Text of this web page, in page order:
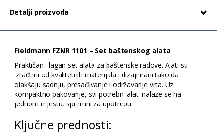
Detalji proizvoda
Fieldmann FZNR 1101 – Set baštenskog alata
Praktičan i lagan set alata za baštenske radove. Alati su
izrađeni od kvalitetnih materijala i dizajnirani tako da
olakšaju sadnju, presađivanje i održavanje vrta. Uz
kompaktno pakovanje, svi potrebni alati nalaze se na
jednom mjestu, spremni za upotrebu.
Ključne prednosti: